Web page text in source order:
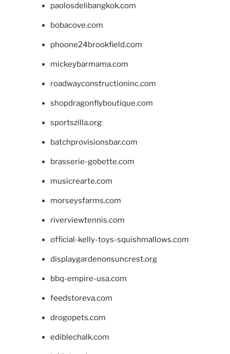
paolosdelibangkok.com
bobacove.com
phoone24brookfield.com
mickeybarmama.com
roadwayconstructioninc.com
shopdragonflyboutique.com
sportszilla.org
batchprovisionsbar.com
brasserie-gobette.com
musicrearte.com
morseysfarms.com
riverviewtennis.com
official-kelly-toys-squishmallows.com
displaygardenonsuncrest.org
bbq-empire-usa.com
feedstoreva.com
drogopets.com
ediblechalk.com